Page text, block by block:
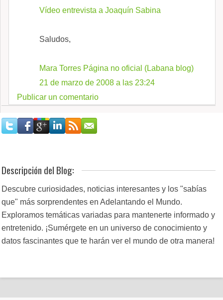
Vídeo entrevista a Joaquín Sabina
Saludos,
Mara Torres Página no oficial (Labana blog)
21 de marzo de 2008 a las 23:24
Publicar un comentario
Descripción del Blog:
Descubre curiosidades, noticias interesantes y los "sabías
que" más sorprendentes en Adelantando el Mundo.
Exploramos temáticas variadas para mantenerte informado y
entretenido. ¡Sumérgete en un universo de conocimiento y
datos fascinantes que te harán ver el mundo de otra manera!